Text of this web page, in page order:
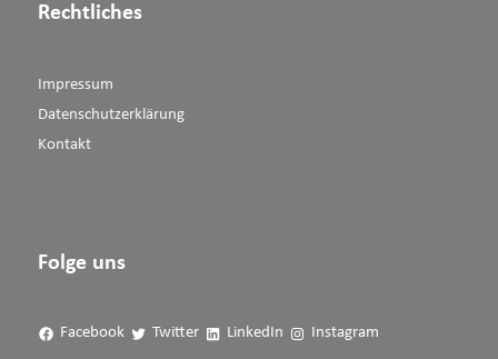
Rechtliches
Impressum
Datenschutzerklärung
Kontakt
Folge uns
Facebook Twitter LinkedIn Instagram